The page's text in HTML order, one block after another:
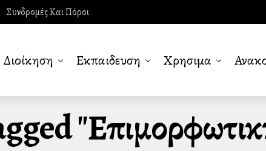
Συνδρομές Και Πόροι
Διοίκηση Εκπαιδευση Χρησιμα